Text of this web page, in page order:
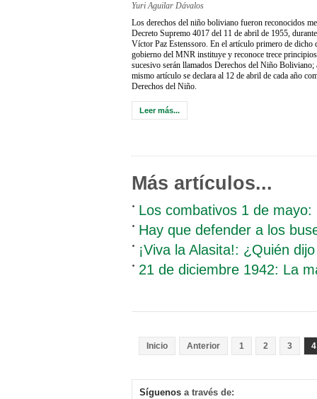
Yuri Aguilar Dávalos
Los derechos del niño boliviano fueron reconocidos
Decreto Supremo 4017 del 11 de abril de 1955,
Víctor Paz Estenssoro. En el artículo primero de dicho
gobierno del MNR instituye y reconoce trece
sucesivo serán llamados Derechos del Niño Boliviano;
mismo artículo se declara al 12 de abril de cada año
Derechos del Niño.
Leer más...
Más artículos...
Los combativos 1 de
Hay que defender a los
¡Viva la Alasita!: ¿Quién
21 de diciembre 1942: La
Inicio Anterior 1 2 3 4
Síguenos a través de: